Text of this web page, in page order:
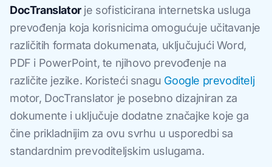
DocTranslatorje sofisticirana internetska usluga
prevođenja koja korisnicima omogućuje učitavanje
različitih formata dokumenata, uključujući Word,
PDF i PowerPoint, te njihovo prevođenje na
različite jezike. Koristeći snagu Google prevoditelj
motor, DocTranslator je posebno dizajniran za
dokumente i uključuje dodatne značajke koje ga
čine prikladnijim za ovu svrhu u usporedbi sa
standardnim prevoditeljskim uslugama.